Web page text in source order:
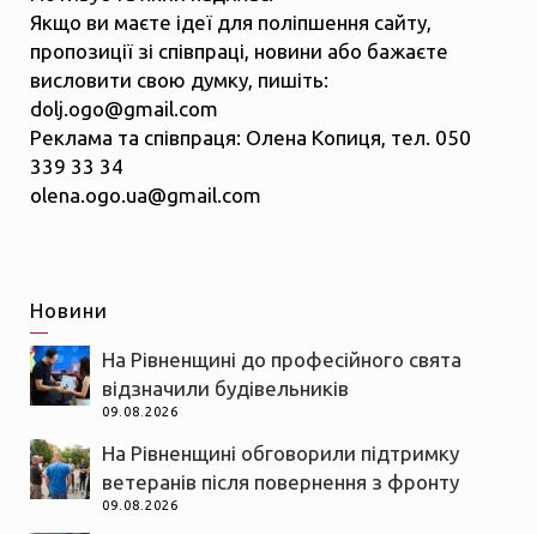
Якщо ви маєте ідеї для поліпшення сайту,
пропозиції зі співпраці, новини або бажаєте
висловити свою думку, пишіть:
dolj.ogo@gmail.com
Реклама та співпраця: Олена Копиця, тел. 050
339 33 34
olena.ogo.ua@gmail.com
Новини
На Рівненщині до професійного свята
відзначили будівельників
09.08.2026
На Рівненщині обговорили підтримку
ветеранів після повернення з фронту
09.08.2026